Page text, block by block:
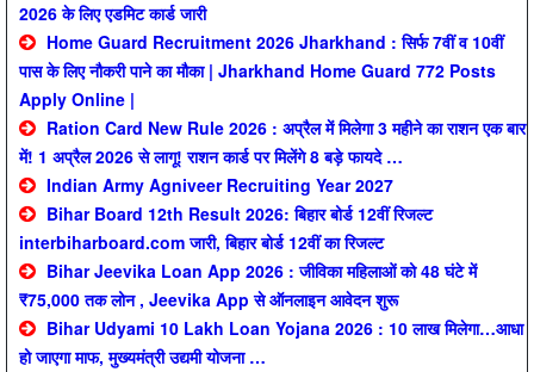
2026 के लिए एडमिट कार्ड जारी
Home Guard Recruitment 2026 Jharkhand : सिर्फ 7वीं व 10वीं
पास के लिए नौकरी पाने का मौका | Jharkhand Home Guard 772 Posts
Apply Online |
Ration Card New Rule 2026 : अप्रैल में मिलेगा 3 महीने का राशन एक बार
में! 1 अप्रैल 2026 से लागू! राशन कार्ड पर मिलेंगे 8 बड़े फायदे …
Indian Army Agniveer Recruiting Year 2027
Bihar Board 12th Result 2026: बिहार बोर्ड 12वीं रिजल्ट
interbiharboard.com जारी, बिहार बोर्ड 12वीं का रिजल्ट
Bihar Jeevika Loan App 2026 : जीविका महिलाओं को 48 घंटे में
₹75,000 तक लोन , Jeevika App से ऑनलाइन आवेदन शुरू
Bihar Udyami 10 Lakh Loan Yojana 2026 : 10 लाख मिलेगा…आधा
हो जाएगा माफ, मुख्यमंत्री उद्यमी योजना …